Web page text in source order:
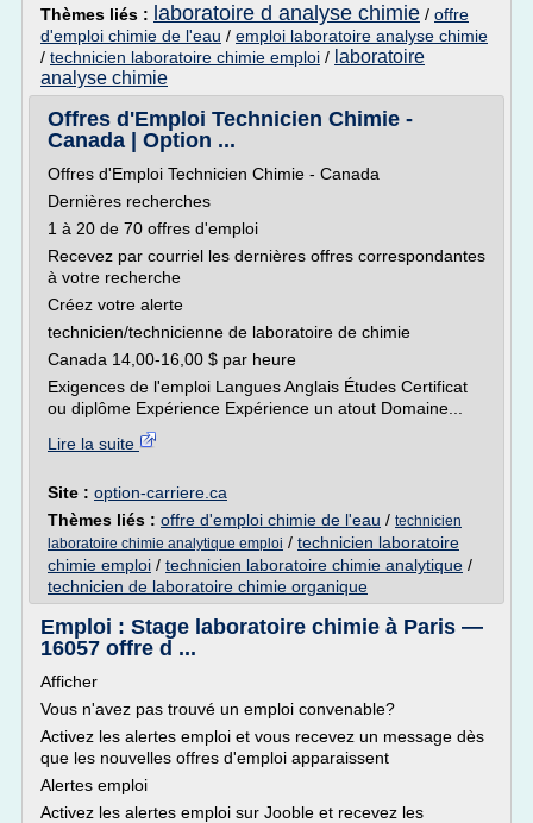
Thèmes liés : laboratoire d analyse chimie / offre
d'emploi chimie de l'eau / emploi laboratoire analyse chimie
/ technicien laboratoire chimie emploi / laboratoire
analyse chimie
Offres d'Emploi Technicien Chimie -
Canada | Option ...
Offres d'Emploi Technicien Chimie - Canada
Dernières recherches
1 à 20 de 70 offres d'emploi
Recevez par courriel les dernières offres correspondantes
à votre recherche
Créez votre alerte
technicien/technicienne de laboratoire de chimie
Canada 14,00-16,00 $ par heure
Exigences de l'emploi Langues Anglais Études Certificat
ou diplôme Expérience Expérience un atout Domaine...
Lire la suite
Site : option-carriere.ca
Thèmes liés : offre d'emploi chimie de l'eau / technicien
laboratoire chimie analytique emploi / technicien laboratoire
chimie emploi / technicien laboratoire chimie analytique /
technicien de laboratoire chimie organique
Emploi : Stage laboratoire chimie à Paris —
16057 offre d ...
Afficher
Vous n'avez pas trouvé un emploi convenable?
Activez les alertes emploi et vous recevez un message dès
que les nouvelles offres d'emploi apparaissent
Alertes emploi
Activez les alertes emploi sur Jooble et recevez les